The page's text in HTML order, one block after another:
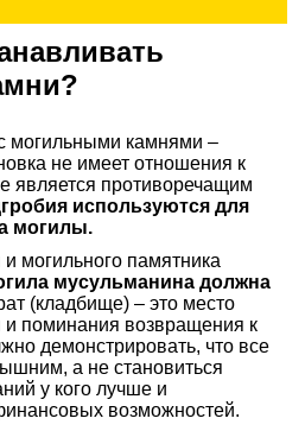
могильными камнями –
не имеет отношения к
является противоречащим
используются для
могилы.
могильного памятника
мусульманина должна
(кладбище) – это место
поминания возвращения к
демонстрировать, что все
а не становиться
у кого лучше и
возможностей.